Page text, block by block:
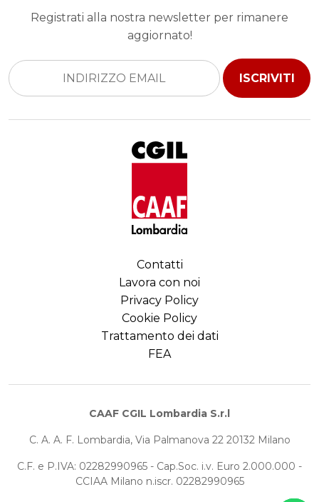
Registrati alla nostra newsletter per rimanere
aggiornato!
ISCRIVITI
Contatti
Lavora con noi
Privacy Policy
Cookie Policy
Trattamento dei dati
FEA
CAAF CGIL Lombardia S.r.l
C. A. A. F. Lombardia, Via Palmanova 22 20132 Milano
C.F. e P.IVA: 02282990965 - Cap.Soc. i.v. Euro 2.000.000 -
CCIAA Milano n.iscr. 02282990965